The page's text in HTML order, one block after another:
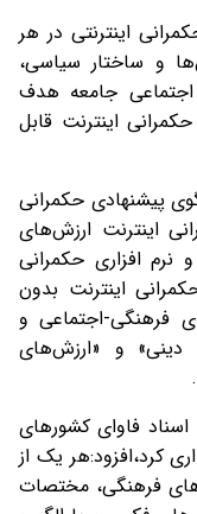
اینترنتی در هر
و ساختار سیاسی،
جامعه هدف
اینترنت قابل
پیشنهادی حکمرانی
اینترنت ارزش‌های
افزاری حکمرانی
اینترنت بدون
فرهنگی-اجتماعی و
دینی» و «ارزش‌های
اسناد فاوای کشورهای
کرد،افزود:هر یک از
فرهنگی، مختصات